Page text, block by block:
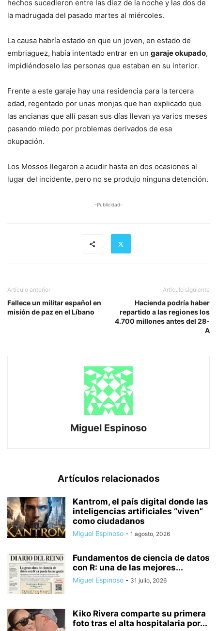
hechos sucedieron entre las diez de la noche y las dos de
la madrugada del pasado martes al miércoles.
La causa habría estado en que un joven, en estado de
embriaguez, había intentado entrar en un garaje okupado,
impidiéndoselo las personas que estaban en su interior.
Frente a este garaje hay una residencia para la tercera
edad, regentado por unas monjas que han explicado que
las ancianas que allí pasan sus días llevan ya varios meses
pasando miedo por problemas derivados de esa
okupación.
Los Mossos llegaron a acudir hasta en dos ocasiones al
lugar del incidente, pero no se produjo ninguna detención.
-Publicidad-
Artículo anterior
Fallece un militar español en
misión de paz en el Líbano
Artículo siguiente
Hacienda podría haber
repartido a las regiones los
4.700 millones antes del 28-
A
Miguel Espinoso
Artículos relacionados
Kantrom, el país digital donde las
inteligencias artificiales “viven”
como ciudadanos
Miguel Espinoso - 1 agosto, 2026
Fundamentos de ciencia de datos
con R: una de las mejores...
Miguel Espinoso - 31 julio, 2026
Kiko Rivera comparte su primera
foto tras el alta hospitalaria por...